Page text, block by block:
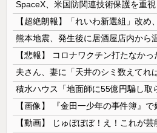
熊本地震、発生後に居酒屋店内から
【悲報】 コロナワクチン打たなかっ